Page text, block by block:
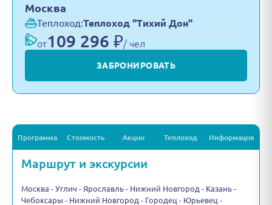
Москва
Теплоход:Теплоход "Тихий Дон"
от109 296 ₽/ чел
ЗАБРОНИРОВАТЬ
Программа Стоимость Акции Теплоход Информация
Маршрут и экскурсии
Москва - Углич - Ярославль - Нижний Новгород - Казань -
Чебоксары - Нижний Новгород - Городец - Юрьевец -